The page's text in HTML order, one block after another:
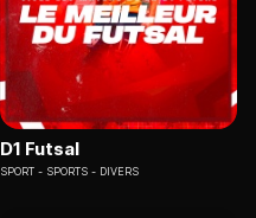
D1 Futsal
SPORT SPORTS - DIVERS